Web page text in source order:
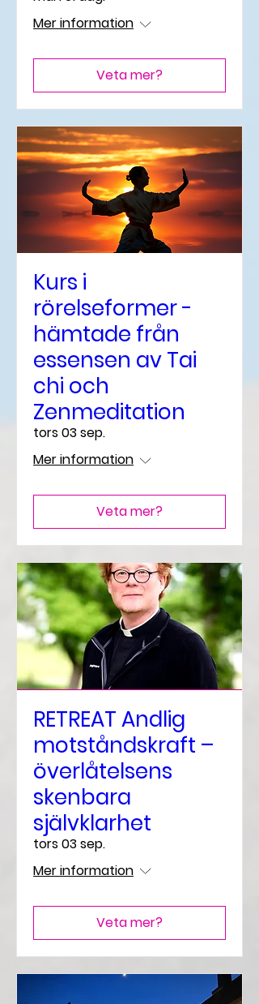
Mer information
Veta mer?
Kurs i
rörelseformer -
hämtade från
essensen av Tai
chi och
Zenmeditation
tors 03 sep.
Mer information
Veta mer?
RETREAT Andlig
motståndskraft –
överlåtelsens
skenbara
självklarhet
tors 03 sep.
Mer information
Veta mer?